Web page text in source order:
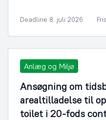
Deadline 8. juli 2026
Anlæg og Miljø
Ansøgning om
arealtilladelse til
toilet i 20-fods